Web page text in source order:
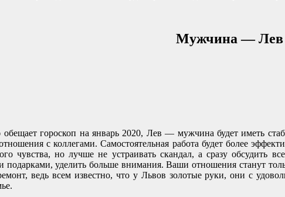
Мужчина — Лев
гороскоп на январь 2020, Лев — мужчина будет иметь
с коллегами. Самостоятельная работа будет более
чувства, но лучше не устраивать скандал, а сразу обсудить
уделить больше внимания. Ваши отношения станут
ведь всем известно, что у Львов золотые руки, они с